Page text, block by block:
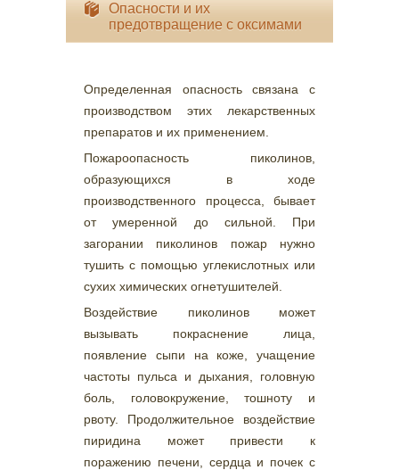
Опасности и их
предотвращение с оксимами
Определенная опасность связана с
производством этих лекарственных
препаратов и их применением.
Пожароопасность пиколинов,
образующихся в ходе
производственного процесса, бывает
от умеренной до сильной. При
загорании пиколинов пожар нужно
тушить с помощью углекислотных или
сухих химических огнетушителей.
Воздействие пиколинов может
вызывать покраснение лица,
появление сыпи на коже, учащение
частоты пульса и дыхания, головную
боль, головокружение, тошноту и
рвоту. Продолжительное воздействие
пиридина может привести к
поражению печени, сердца и почек с